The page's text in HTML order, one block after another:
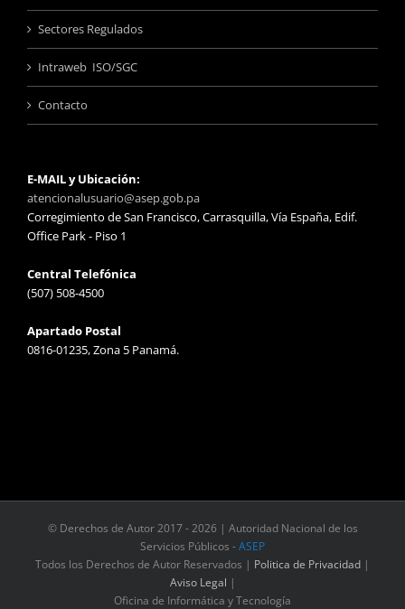
Sectores Regulados
Intraweb ISO/SGC
Contacto
E-MAIL y Ubicación:
atencionalusuario@asep.gob.pa
Corregimiento de San Francisco, Carrasquilla, Vía España, Edif.
Office Park - Piso 1
Central Telefónica
(507) 508-4500
Apartado Postal
0816-01235, Zona 5 Panamá.
© Derechos de Autor 2017 -2026 | Autoridad Nacional de los
Servicios Públicos -ASEP
Todos los Derechos de Autor Reservados | Politica de Privacidad |
Aviso Legal |
Oficina de Informática y Tecnología